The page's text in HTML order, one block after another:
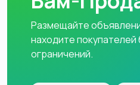
Размещайте
находите покупателей
ограничений.